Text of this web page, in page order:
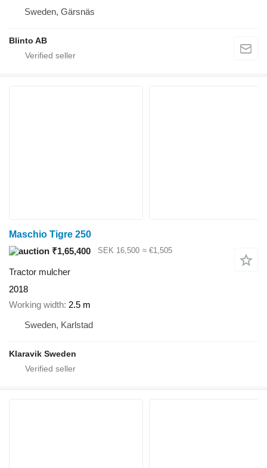
Sweden, Gärsnäs
Blinto AB
Maschio Tigre 250
₹1,65,400
SEK 16,500 ≈ €1,505
Tractor mulcher
2018
Working width 2.5 m
Sweden, Karlstad
Klaravik Sweden